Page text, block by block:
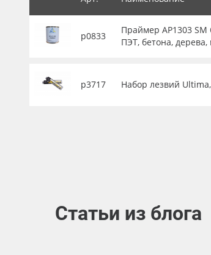
р0833
Праймер AP1303
ПЭТ, бетона,
р3717 Набор лезвий
Статьи из блога